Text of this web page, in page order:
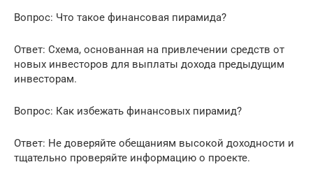
Вопрос: Что такое финансовая пирамида?
Ответ: Схема, основанная на привлечении средств от
новых инвесторов для выплаты дохода предыдущим
инвесторам.
Вопрос: Как избежать финансовых пирамид?
Ответ: Не доверяйте обещаниям высокой доходности и
тщательно проверяйте информацию о проекте.